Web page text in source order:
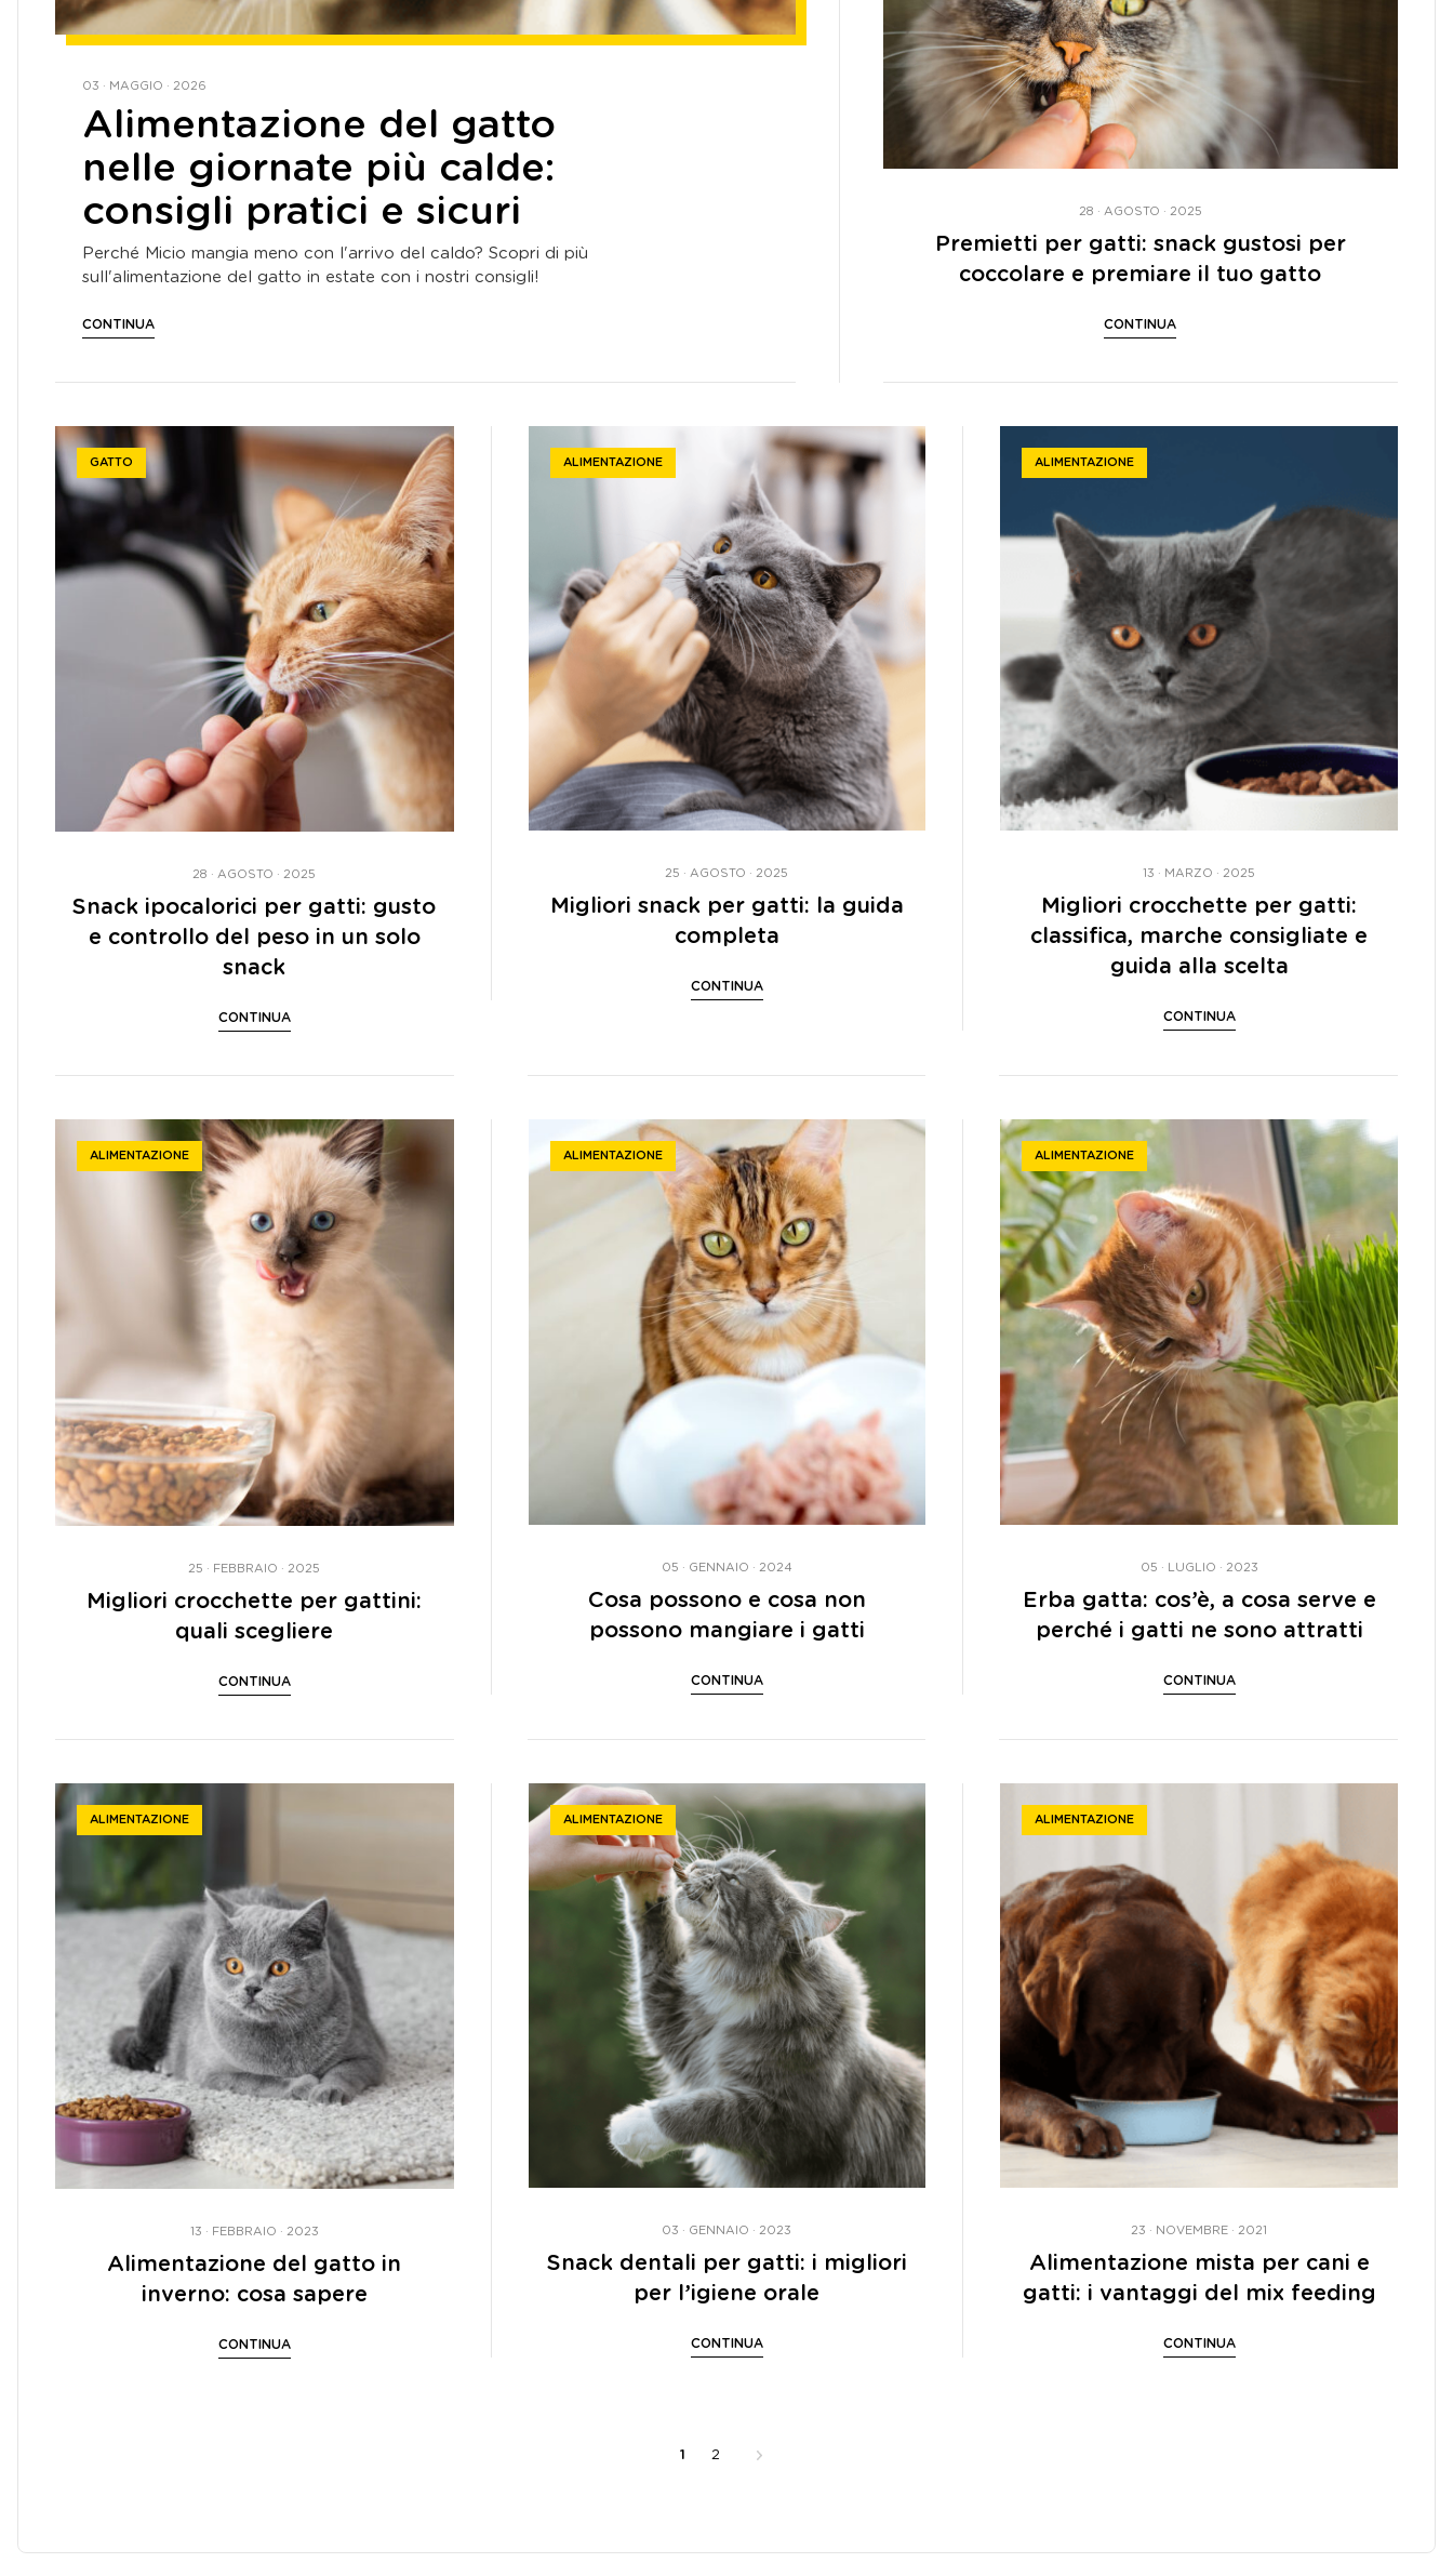
03 · MAGGIO · 2026
Alimentazione del gatto
nelle giornate più calde:
consigli pratici e sicuri
Perché Micio mangia meno con l'arrivo del caldo? Scopri di più
sull'alimentazione del gatto in estate con i nostri consigli!
CONTINUA
28 · AGOSTO · 2025
Premietti per gatti: snack gustosi per
coccolare e premiare il tuo gatto
CONTINUA
GATTO
28 · AGOSTO · 2025
Snack ipocalorici per gatti: gusto
e controllo del peso in un solo
snack
CONTINUA
ALIMENTAZIONE
25 · AGOSTO · 2025
Migliori snack per gatti: la guida
completa
CONTINUA
ALIMENTAZIONE
13 · MARZO · 2025
Migliori crocchette per gatti:
classifica, marche consigliate e
guida alla scelta
CONTINUA
ALIMENTAZIONE
25 · FEBBRAIO · 2025
Migliori crocchette per gattini:
quali scegliere
CONTINUA
ALIMENTAZIONE
05 · GENNAIO · 2024
Cosa possono e cosa non
possono mangiare i gatti
CONTINUA
ALIMENTAZIONE
05 · LUGLIO · 2023
Erba gatta: cos’è, a cosa serve e
perché i gatti ne sono attratti
CONTINUA
ALIMENTAZIONE
13 · FEBBRAIO · 2023
Alimentazione del gatto in
inverno: cosa sapere
CONTINUA
ALIMENTAZIONE
03 · GENNAIO · 2023
Snack dentali per gatti: i migliori
per l’igiene orale
CONTINUA
ALIMENTAZIONE
23 · NOVEMBRE · 2021
Alimentazione mista per cani e
gatti: i vantaggi del mix feeding
CONTINUA
1 2